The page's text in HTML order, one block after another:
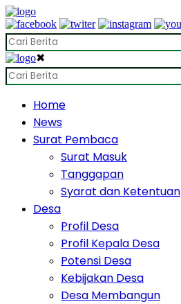
✖
Home
News
Surat Pembaca
Surat Masuk
Tanggapan
Syarat dan Ketentuan
Desa
Profil Desa
Profil Kepala Desa
Potensi Desa
Kebijakan Desa
Desa Membangun